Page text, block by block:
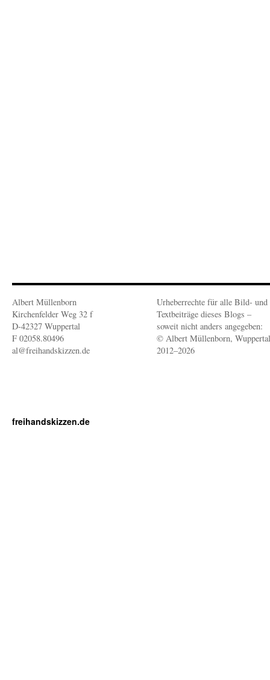
Albert Müllenborn
Kirchenfelder Weg 32 f
D-42327 Wuppertal
F 02058.80496
al@freihandskizzen.de
Urheberrechte für alle Bild- und
Textbeiträge dieses Blogs –
soweit nicht anders angegeben:
© Albert Müllenborn, Wuppertal
2012–2026
freihandskizzen.de